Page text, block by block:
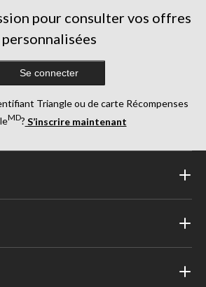
pour consulter vos offres
personnalisées
Se connecter
Triangle ou de carte Récompenses
MD? S’inscrire maintenant